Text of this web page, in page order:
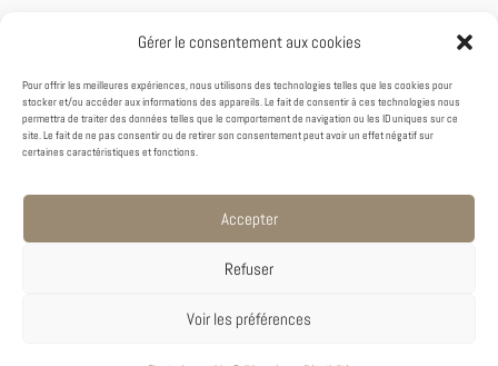
Gérer le consentement aux cookies
Pour offrir les meilleures expériences, nous utilisons des technologies telles que les cookies pour
stocker et/ou accéder aux informations des appareils. Le fait de consentir à ces technologies nous
permettra de traiter des données telles que le comportement de navigation ou les ID uniques sur ce
site. Le fait de ne pas consentir ou de retirer son consentement peut avoir un effet négatif sur
certaines caractéristiques et fonctions.
Accepter
Refuser
Voir les préférences
+33 7 82 62 39 59
 contact@tiphaineroux.fr
95 VIEUX VHEMIN DE GRENADE
(SUR RDV)
COPYRIGHT © 2026 CRÉÉ AVEC ♡ PAR CHLOÉ DAUDIN.